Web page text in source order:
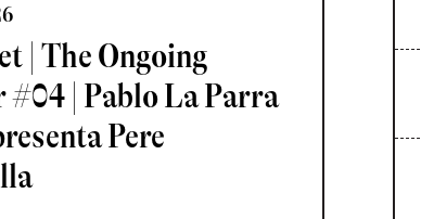
| The Ongoing
#04 | Pablo La Parra
Pere